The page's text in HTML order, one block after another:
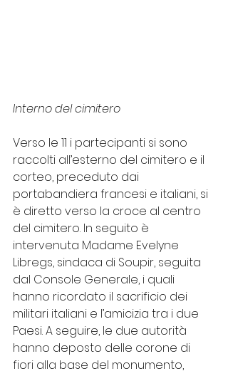
Interno del cimitero
Verso le 11 i partecipanti si sono
raccolti all’esterno del cimitero e il
corteo, preceduto dai
portabandiera francesi e italiani, si
è diretto verso la croce al centro
del cimitero. In seguito è
intervenuta Madame Evelyne
Libregs, sindaca di Soupir, seguita
dal Console Generale, i quali
hanno ricordato il sacrificio dei
militari italiani e l’amicizia tra i due
Paesi. A seguire, le due autorità
hanno deposto delle corone di
fiori alla base del monumento,